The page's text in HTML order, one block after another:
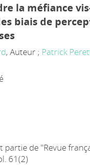
la méfiance
biais de
, Auteur ; Patrick
partie de "Revue
61(2)